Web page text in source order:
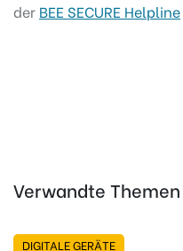
der BEE SECURE Helpline
Verwandte Themen
DIGITALE GERÄTE